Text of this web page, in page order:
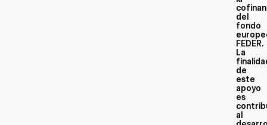
del
fondo
FEDER.
La
de
este
apoyo
es
al